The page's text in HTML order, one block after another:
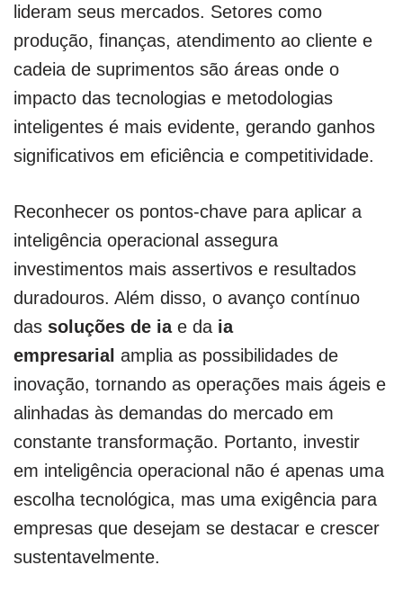
lideram seus mercados. Setores como
produção, finanças, atendimento ao cliente e
cadeia de suprimentos são áreas onde o
impacto das tecnologias e metodologias
inteligentes é mais evidente, gerando ganhos
significativos em eficiência e competitividade.
Reconhecer os pontos-chave para aplicar a
inteligência operacional assegura
investimentos mais assertivos e resultados
duradouros. Além disso, o avanço contínuo
das soluções de iae da ia
empresarial amplia as possibilidades de
inovação, tornando as operações mais ágeis e
alinhadas às demandas do mercado em
constante transformação. Portanto, investir
em inteligência operacional não é apenas uma
escolha tecnológica, mas uma exigência para
empresas que desejam se destacar e crescer
sustentavelmente.